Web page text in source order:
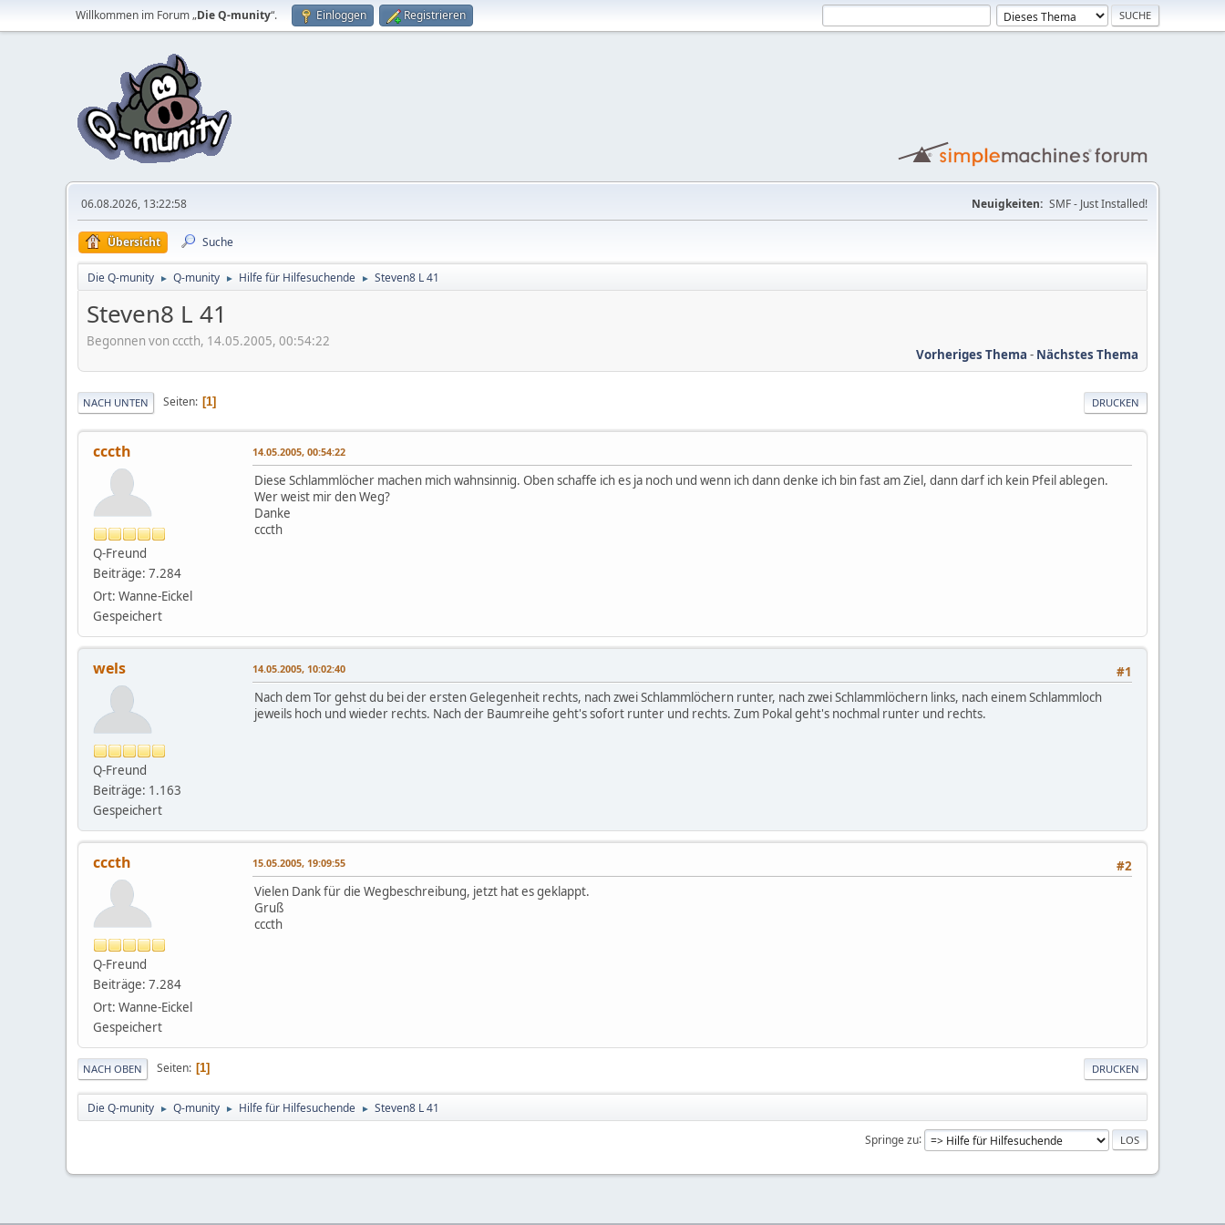
Willkommen im Forum „Die Q-munity“. Einloggen Registrieren
06.08.2026, 13:22:58 Neuigkeiten: SMF - Just Installed!
Übersicht Suche
Die Q-munity ► Q-munity ► Hilfe für Hilfesuchende ► Steven8 L 41
Steven8 L 41
Begonnen von cccth, 14.05.2005, 00:54:22
Vorheriges Thema - Nächstes Thema
DRUCKEN
NACH UNTEN Seiten 1
cccth
Q-Freund
Beiträge: 7.284
Ort: Wanne-Eickel
Gespeichert
14.05.2005, 00:54:22
Diese Schlammlöcher machen mich wahnsinnig. Oben schaffe ich es ja noch und wenn ich dann denke ich bin fast am Ziel, dann darf ich kein Pfeil ablegen.
Wer weist mir den Weg?
Danke
cccth
wels
Q-Freund
Beiträge: 1.163
Gespeichert
#1
14.05.2005, 10:02:40
Nach dem Tor gehst du bei der ersten Gelegenheit rechts, nach zwei Schlammlöchern runter, nach zwei Schlammlöchern links, nach einem Schlammloch
jeweils hoch und wieder rechts. Nach der Baumreihe geht's sofort runter und rechts. Zum Pokal geht's nochmal runter und rechts.
cccth
Q-Freund
Beiträge: 7.284
Ort: Wanne-Eickel
Gespeichert
#2
15.05.2005, 19:09:55
Vielen Dank für die Wegbeschreibung, jetzt hat es geklappt.
Gruß
cccth
DRUCKEN
NACH OBEN Seiten 1
Die Q-munity ► Q-munity ► Hilfe für Hilfesuchende ► Steven8 L 41
Springe zu